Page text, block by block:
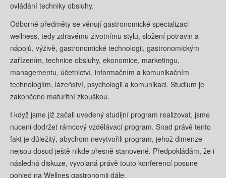
ovládání techniky obsluhy.
Odborné předměty se věnují gastronomické specializaci
wellness, tedy zdravému životnímu stylu, složení potravin a
nápojů, výživě, gastronomické technologii, gastronomickým
zařízením, technice obsluhy, ekonomice, marketingu,
managementu, účetnictví, informačním a komunikačním
technologiím, lázeňství, psychologii a komunikaci. Studium je
zakončeno maturitní zkouškou.
I když jsme již začali uvedený studijní program realizovat, jsme
nuceni dodržet rámcový vzdělávací program. Snad právě tento
fakt je důležitý, abychom nevytvořili program, jehož dimenze
nejsou dosud ještě nikde přesně stanovené. Předpokládám, že i
následná diskuze, vyvolaná právě touto konferencí posune
pohled na Wellnes gastronomii dále.